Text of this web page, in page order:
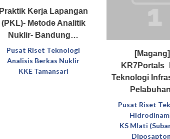
Praktik Kerja Lapangan
(PKL)- Metode Analitik
Nuklir- Bandung…
Pusat Riset Teknologi
Analisis Berkas Nuklir
KKE Tamansari
Teknologi
Pusat Riset
KS Mlati